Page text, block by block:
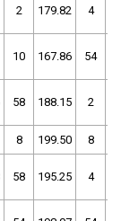
2 179.82 4
10 167.86 54
58 188.15 2
8 199.50 8
58 195.25 4